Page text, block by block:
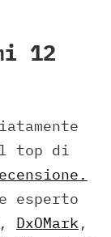
12
top di
esperto
DxOMark ,